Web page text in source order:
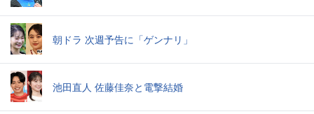
朝ドラ 次週予告に「ゲンナリ」
池田直人 佐藤佳奈と電撃結婚